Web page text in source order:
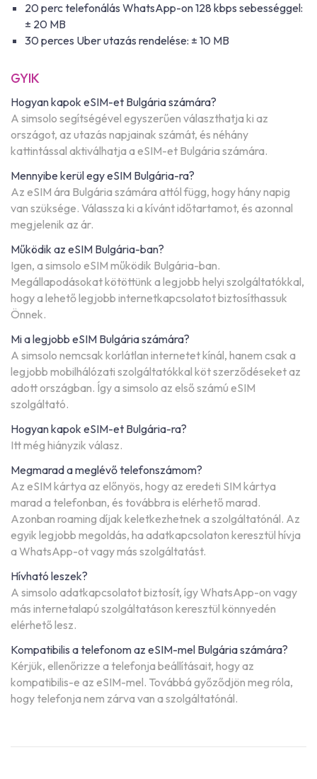
20 perc telefonálás WhatsApp-on 128 kbps sebességgel:
± 20 MB
30 perces Uber utazás rendelése: ± 10 MB
GYIK
Hogyan kapok eSIM-et Bulgária számára?
A simsolo segítségével egyszerűen választhatja ki az
országot, az utazás napjainak számát, és néhány
kattintással aktiválhatja a eSIM-et Bulgária számára.
Mennyibe kerül egy eSIM Bulgária-ra?
Az eSIM ára Bulgária számára attól függ, hogy hány napig
van szüksége. Válassza ki a kívánt időtartamot, és azonnal
megjelenik az ár.
Működik az eSIM Bulgária-ban?
Igen, a simsolo eSIM működik Bulgária-ban.
Megállapodásokat kötöttünk a legjobb helyi szolgáltatókkal,
hogy a lehető legjobb internetkapcsolatot biztosíthassuk
Önnek.
Mi a legjobb eSIM Bulgária számára?
A simsolo nemcsak korlátlan internetet kínál, hanem csak a
legjobb mobilhálózati szolgáltatókkal köt szerződéseket az
adott országban. Így a simsolo az első számú eSIM
szolgáltató.
Hogyan kapok eSIM-et Bulgária-ra?
Itt még hiányzik válasz.
Megmarad a meglévő telefonszámom?
Az eSIM kártya az előnyös, hogy az eredeti SIM kártya
marad a telefonban, és továbbra is elérhető marad.
Azonban roaming díjak keletkezhetnek a szolgáltatónál. Az
egyik legjobb megoldás, ha adatkapcsolaton keresztül hívja
a WhatsApp-ot vagy más szolgáltatást.
Hívható leszek?
A simsolo adatkapcsolatot biztosít, így WhatsApp-on vagy
más internetalapú szolgáltatáson keresztül könnyedén
elérhető lesz.
Kompatibilis a telefonom az eSIM-mel Bulgária számára?
Kérjük, ellenőrizze a telefonja beállításait, hogy az
kompatibilis-e az eSIM-mel. Továbbá győződjön meg róla,
hogy telefonja nem zárva van a szolgáltatónál.